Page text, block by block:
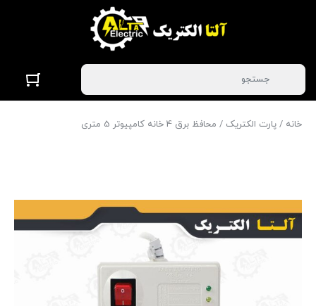
خانه / پارت الکتریک / محافظ برق 4 خانه کامپیوتر 5 متری